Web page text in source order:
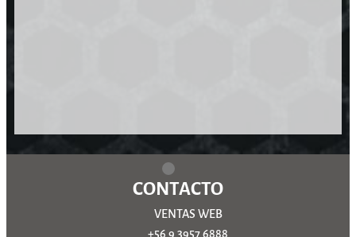
CONTACTO
VENTAS WEB
+56 9 3957 6888